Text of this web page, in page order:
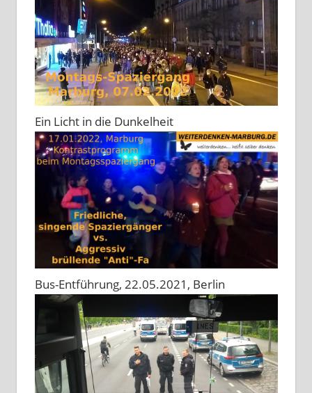
Ein Licht in die Dunkelheit
Bus-Entführung, 22.05.2021, Berlin